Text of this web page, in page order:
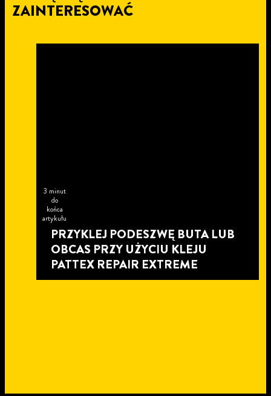
ZAINTERESOWAĆ
3 minut
do
końca
artykułu
PRZYKLEJ PODESZWĘ BUTA LUB
OBCAS PRZY UŻYCIU KLEJU
PATTEX REPAIR EXTREME